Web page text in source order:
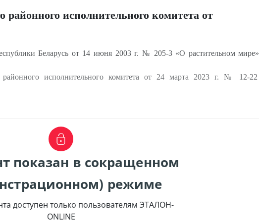
исполнительного комитета от
Беларусь от 14 июня 2003 г. № 205-З «О растительном
районного исполнительного комитета от 24 марта 2023 г. № 12-
показан в сокращенном
режиме
доступен только пользователям ЭТАЛОН-
ONLINE